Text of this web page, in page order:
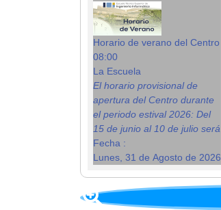
Horario de verano del Centro
08:00
La Escuela
El horario provisional de
apertura del Centro durante
el periodo estival 2026: Del
15 de junio al 10 de julio será
Fecha :
Lunes, 31 de Agosto de 2026